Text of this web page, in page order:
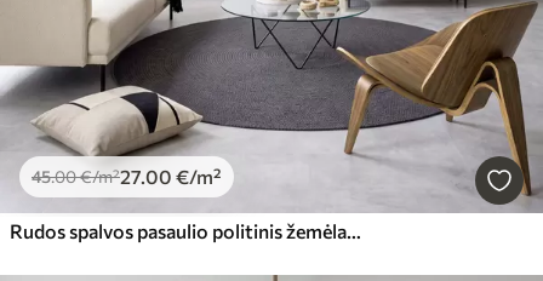
45.00€/m²27 .00 €/m²